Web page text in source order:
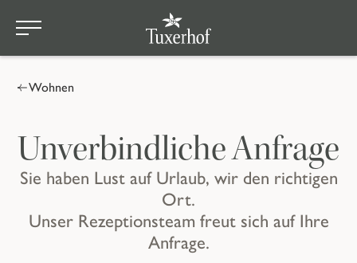
Wohnen
Sie haben Lust auf Urlaub, wir den richtigen
Ort.
Unser Rezeptionsteam freut sich auf Ihre
Anfrage.
Unverbindliche Anfrage